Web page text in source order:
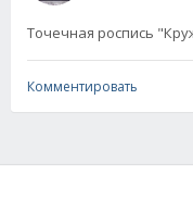
Комментировать